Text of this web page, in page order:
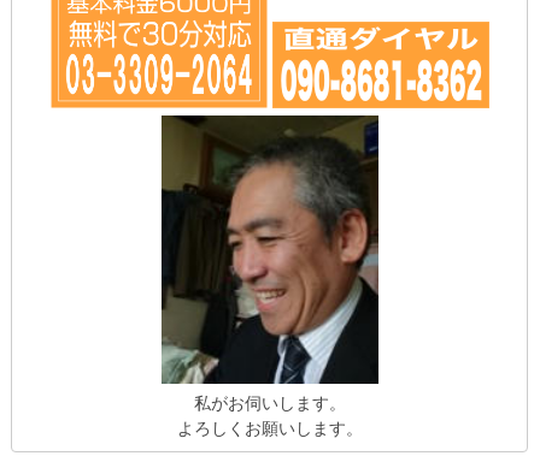
私がお伺いします。
よろしくお願いします。